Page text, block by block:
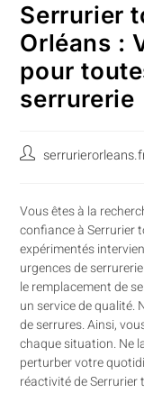
Serrurier
Orléans :
pour
serrurerie
Vous êtes à la
confiance à Serrurier
expérimentés
urgences de
le remplacement de
un service de qualité.
de serrures. Ainsi,
chaque situation. Ne
perturber votre
réactivité de